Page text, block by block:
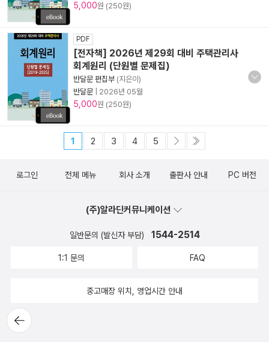
5,000원 (250원)
PDF
[전자책] 2026년 제29회 대비 주택관리사
회계원리 (단원별 문제집)
반달문 편집부 (지은이)
반달문
2026년 05월
5,000원 (250원)
1 2 3 4 5
뒤로가
기
로그인 전체 메뉴 회사 소개 출판사 안내 PC 버전
(주)알라딘커뮤니케이션
일반문의 (발신자 부담) 1544-2514
1:1 문의 FAQ
중고매장 위치, 영업시간 안내